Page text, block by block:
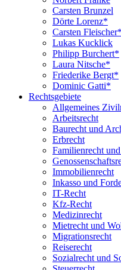
Carsten Brunzel
Dörte Lorenz*
Carsten Fleischer*
Lukas Kucklick
Philipp Burchert*
Laura Nitsche*
Friederike Bergt*
Dominic Gatti*
Rechtsgebiete
Allgemeines
Arbeitsrecht
Baurecht und
Erbrecht
Familienrecht
Immobilienrecht
Inkasso und
IT-Recht
Kfz-Recht
Medizinrecht
Mietrecht und
Migrationsrecht
Reiserecht
Sozialrecht und